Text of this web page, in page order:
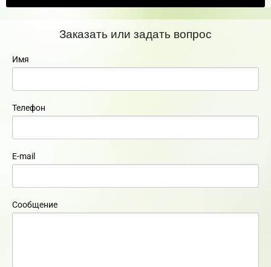
Заказать или задать вопрос
Имя
Телефон
E-mail
Сообщение